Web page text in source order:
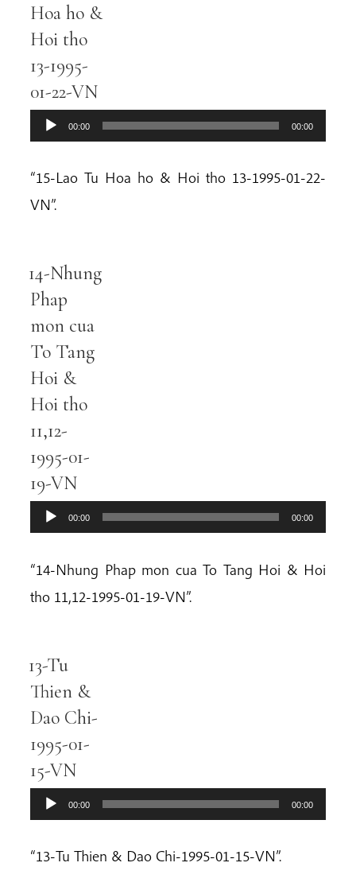
Hoa ho &
Hoi tho
13-1995-
01-22-VN
00:00 00:00
“15-Lao Tu Hoa ho & Hoi tho 13-1995-01-22-
VN”.
14-Nhung
Phap
mon cua
To Tang
Hoi &
Hoi tho
11,12-
1995-01-
19-VN
00:00 00:00
“14-Nhung Phap mon cua To Tang Hoi & Hoi
tho 11,12-1995-01-19-VN”.
13-Tu
Thien &
Dao Chi-
1995-01-
15-VN
00:00 00:00
“13-Tu Thien & Dao Chi-1995-01-15-VN”.